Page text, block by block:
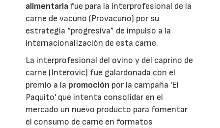
alimentaria fue para la interprofesional de la
carne de vacuno (Provacuno) por su
estrategia “progresiva” de impulso a la
internacionalización de esta carne.
La interprofesional del ovino y del caprino de
carne (Interovic) fue galardonada con el
premio a la promoción por la campaña 'El
Paquito' que intenta consolidar en el
mercado un nuevo producto para fomentar
el consumo de carne en formatos